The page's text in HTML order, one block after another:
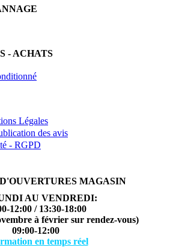
- ACHATS
Légales
des avis
- RGPD
MAGASIN
AU VENDREDI:
12:00 / 13:30-18:00
à février sur rendez-vous)
09:00-12:00
en temps réel